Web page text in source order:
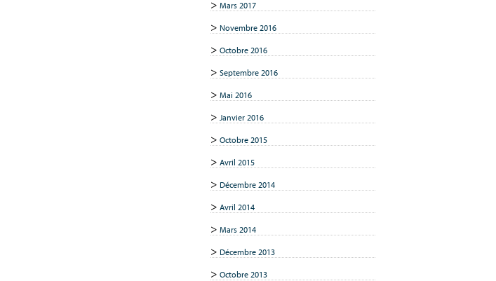
Mars 2017
Novembre 2016
Octobre 2016
Septembre 2016
Mai 2016
Janvier 2016
Octobre 2015
Avril 2015
Décembre 2014
Avril 2014
Mars 2014
Décembre 2013
Octobre 2013